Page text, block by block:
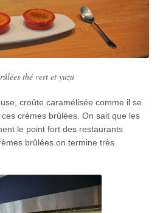
thé vert et yuzu
croûte caramélisée comme il se
crèmes brûlées. On sait que les
le point fort des restaurants
brûlées on termine très